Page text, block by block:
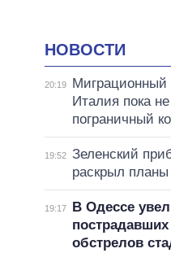
НОВОСТИ
20:19
Миграционный
Италия пока
пограничный
19:52 Зеленский
раскрыл планы
19:17
В Одессе
пострадавших
обстрелов